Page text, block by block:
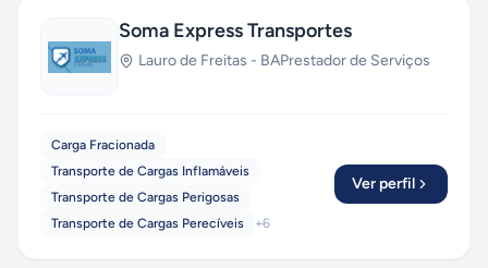
Soma Express Transportes
Lauro de Freitas - BAPrestador de Serviços
Carga Fracionada
Transporte de Cargas Inflamáveis
Transporte de Cargas Perigosas
Transporte de Cargas Perecíveis
+6
Ver perfil